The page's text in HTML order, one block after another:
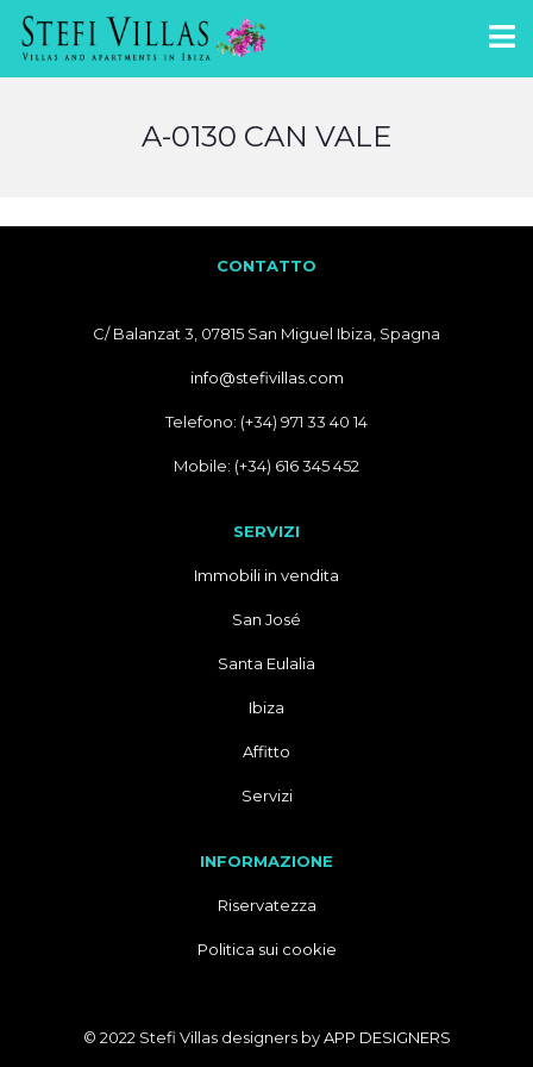
A-0130 CAN VALE
CONTATTO
C/ Balanzat 3, 07815 San Miguel Ibiza, Spagna
info@stefivillas.com
Telefono: (+34) 971 33 40 14
Mobile: (+34) 616 345 452
SERVIZI
Immobili in vendita
San José
Santa Eulalia
Ibiza
Affitto
Servizi
INFORMAZIONE
Riservatezza
Politica sui cookie
© 2022 Stefi Villas designers byAPP DESIGNERS